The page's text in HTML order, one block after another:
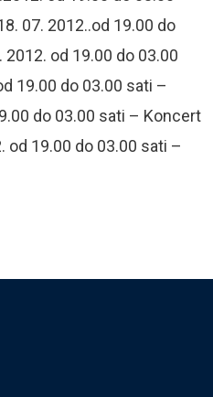
07. 2012..od 19.00 do
od 19.00 do 03.00
19.00 do 03.00 sati –
do 03.00 sati – Koncert
od 19.00 do 03.00 sati –